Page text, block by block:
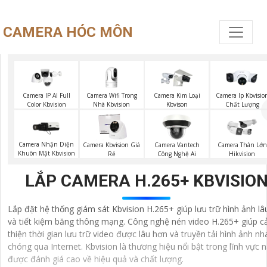
CAMERA HÓC MÔN
Camera IP AI Full
Color Kbvision
Camera Wifi Trong
Nhà Kbvision
Camera Kim Loại
Kbvison
Camera Ip
Chất Lượng
Camera Nhận Diện
Khuôn Mặt Kbvision
Camera Kbvision Giá
Rẻ
Camera Vantech
Công Nghệ Ai
Camera Thân Lớn
Hikvision
LẮP CAMERA H.265+
Lắp đặt hệ thống giám sát Kbvision H.265+ giúp lưu trữ hình ảnh
và tiết kiệm băng thông mạng. Công nghệ nén video H.265+ giúp
thiện thời gian lưu trữ video được lâu hơn và truyền tải hình ảnh
chóng qua Internet. Kbvision là thương hiệu nổi bật trong lĩnh vực
được đánh giá cao về hiệu quả và chất lượng.